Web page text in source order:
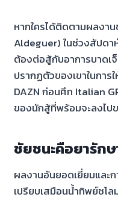
หากใครได้ติดตามผลงา
Aldeguer) ในช่วงสัปดา
ต้องต่อสู้กับอาการบาดเ
ปรากฏตัวของเขาในกา
DAZN ก่อนศึก Italian
ของนักสู้ที่พร้อมจะลงไป
ชัยชนะคือยารัก
ผลงานอันยอดเยี่ยมและก
เปรียบเสมือนน้ำทิพย์ชโล